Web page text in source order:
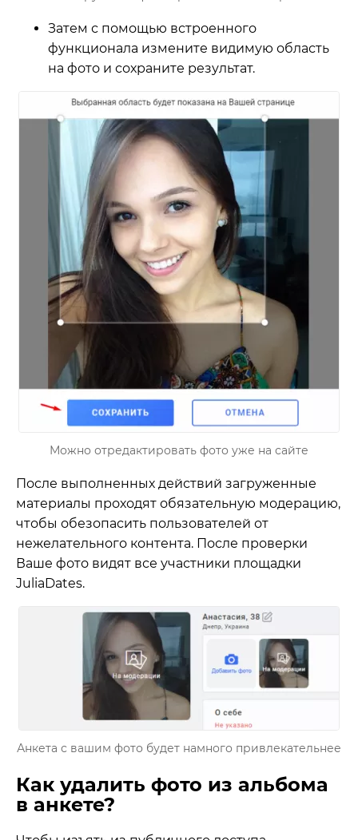
Затем с помощью встроенного
функционала измените видимую область
на фото и сохраните результат.
Можно отредактировать фото уже на сайте
После выполненных действий загруженные
материалы проходят обязательную модерацию,
чтобы обезопасить пользователей от
нежелательного контента. После проверки
Ваше фото видят все участники площадки
JuliaDates.
Анкета с вашим фото будет намного привлекательнее
Как удалить фото из альбома
в анкете?